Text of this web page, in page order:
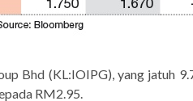
Bhd (KL:IOIPG), yang jatuh
RM2.95.